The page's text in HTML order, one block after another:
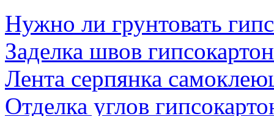
Нужно ли грунтовать
Заделка швов
Лента серпянка
Отделка углов